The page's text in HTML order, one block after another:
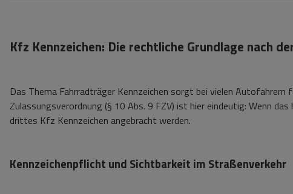
Kfz Kennzeichen: Die rechtliche Grundlage nach
Das Thema Fahrradträger Kennzeichen sorgt bei vielen
Zulassungsverordnung (§ 10 Abs. 9 FZV) ist hier eindeutig: Wenn
drittes Kfz Kennzeichen angebracht werden.
Kennzeichenpflicht und Sichtbarkeit im Straßenverkehr